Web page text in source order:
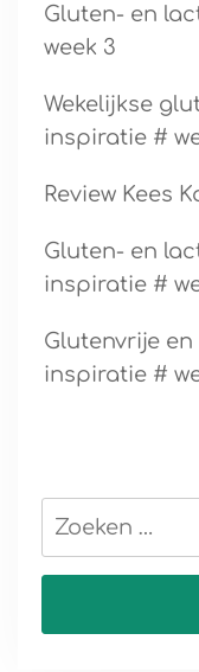
Gluten- en
week 3
Wekelijkse
inspiratie #
Review Kees
Gluten- en
inspiratie #
Glutenvrije
inspiratie #
Zoeken